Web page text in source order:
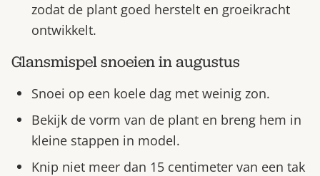
zodat de plant goed herstelt en groeikracht
ontwikkelt.
Glansmispel snoeien in augustus
Snoei op een koele dag met weinig zon.
Bekijk de vorm van de plant en breng hem in
kleine stappen in model.
Knip niet meer dan 15 centimeter van een tak